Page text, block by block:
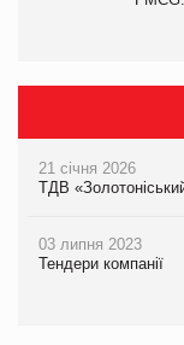
21 січня 2026
ТДВ
03 липня 2023
Тендери компанії